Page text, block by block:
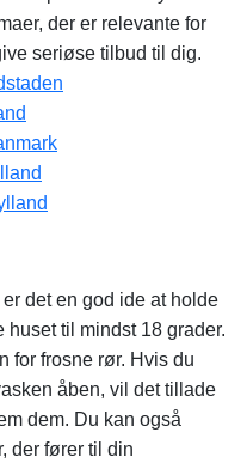
der er relevante for
seriøse tilbud til dig.
det en god ide at holde
til mindst 18 grader.
for frosne rør. Hvis du
åben, vil det tillade
dem. Du kan også
der fører til din